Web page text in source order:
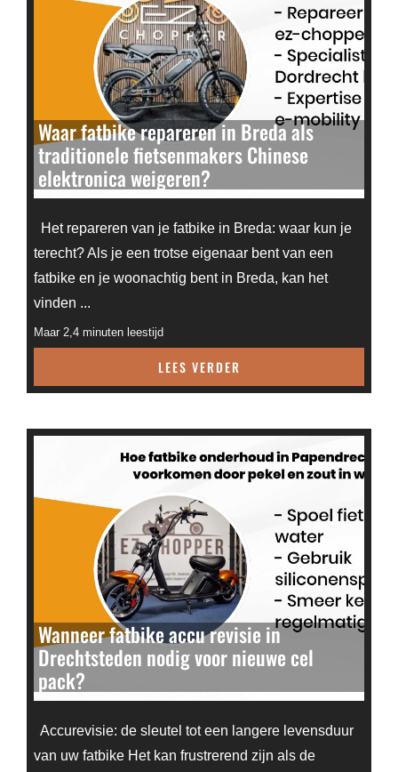
Waar fatbike repareren in Breda als
traditionele fietsenmakers Chinese
elektronica weigeren?
Het repareren van je fatbike in Breda: waar kun je
terecht? Als je een trotse eigenaar bent van een
fatbike en je woonachtig bent in Breda, kan het
vinden ...
Maar 2,4 minuten leestijd
LEES VERDER
Wanneer fatbike accu revisie in
Drechtsteden nodig voor nieuwe cel
pack?
Accurevisie: de sleutel tot een langere levensduur
van uw fatbike Het kan frustrerend zijn als de